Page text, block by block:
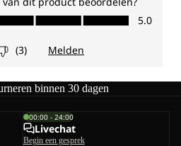
binnen 30 dagen
00:00 - 24:00
Livechat
Begin een gesprek